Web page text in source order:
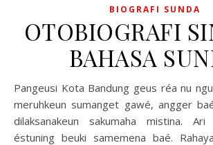
BIOGRAFI SUNDA
OTOBIOGRAFI
BAHASA
Pangeusi Kota Bandung geus réa nu ngungsi. Tapi henteu
meruhkeun sumanget gawé, angger
dilaksanakeun sakumaha mistina. Ari
éstuning beuki samemena baé.